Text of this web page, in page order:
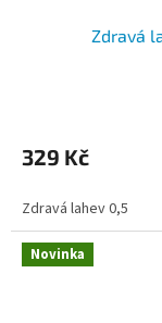
Zdravá
329 Kč
Zdravá lahev 0,5
Novinka